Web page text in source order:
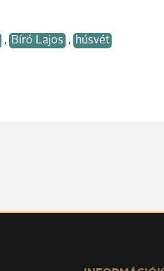
, Bíró Lajos , húsvét